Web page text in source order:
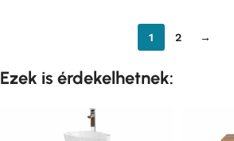
1 2 →
Ezek is érdekelhetnek: